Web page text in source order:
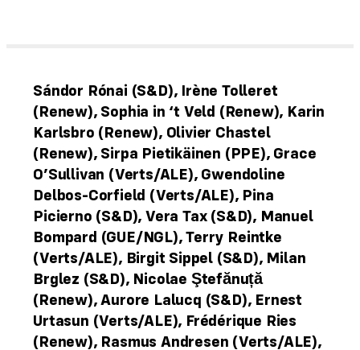
Sándor Rónai (S&D), Irène Tolleret
(Renew), Sophia in ‘t Veld (Renew), Karin
Karlsbro (Renew), Olivier Chastel
(Renew), Sirpa Pietikäinen (PPE), Grace
O’Sullivan (Verts/ALE), Gwendoline
Delbos-Corfield (Verts/ALE), Pina
Picierno (S&D), Vera Tax (S&D), Manuel
Bompard (GUE/NGL), Terry Reintke
(Verts/ALE), Birgit Sippel (S&D), Milan
Brglez (S&D), Nicolae Ştefănuță
(Renew), Aurore Lalucq (S&D), Ernest
Urtasun (Verts/ALE), Frédérique Ries
(Renew), Rasmus Andresen (Verts/ALE),